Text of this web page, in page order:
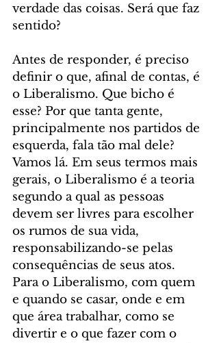
verdade das coisas. Será que faz
sentido?
Antes de responder, é preciso
definir o que, afinal de contas, é
o Liberalismo. Que bicho é
esse? Por que tanta gente,
principalmente nos partidos de
esquerda, fala tão mal dele?
Vamos lá. Em seus termos mais
gerais, o Liberalismo é a teoria
segundo a qual as pessoas
devem ser livres para escolher
os rumos de sua vida,
responsabilizando-se pelas
consequências de seus atos.
Para o Liberalismo, com quem
e quando se casar, onde e em
que área trabalhar, como se
divertir e o que fazer com o